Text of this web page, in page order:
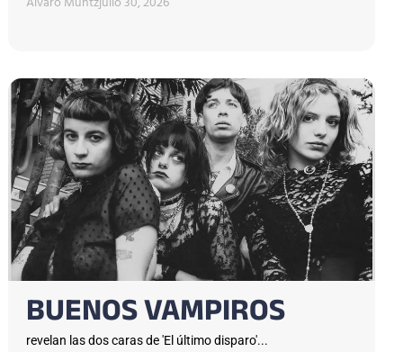
BUENOS VAMPIROS
revelan las dos caras de 'El último disparo'...